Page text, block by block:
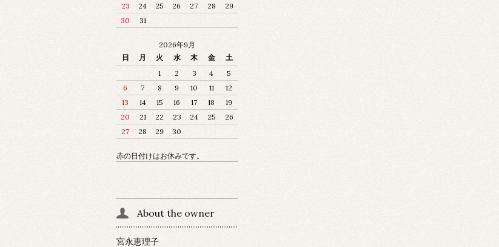
23
24 25 26 27 28
29
30
31
2026年9月
日
月 火 水 木 金
土
1
2 3 4
5
6
7 8 9 10 11
12
13
14 15 16 17 18
19
20
21 22 23 24 25
26
27
28 29 30
赤の日付けはお休みです。
About the owner
宮永恵理子